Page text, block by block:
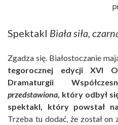
Spektakl Biała siła,
Zgadza się. Białostoczanie
tegorocznej edycji XVI
Dramaturgii
przedstawiona, który odbył
spektakl, który powstał
Trzeba tu dodać, że został